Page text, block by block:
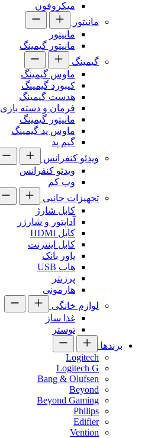
میکروفون
مانیتور
مانیتور
مانیتور گیمینگ
گیمینگ
ماوس گیمینگ
کیبورد گیمینگ
هدست گیمینگ
فرمان و دسته بازی
مانیتور گیمینگ
ماوس پد گیمینگ
گیم پد
ویدئو کنفرانس
ویدئو کنفرانس
وب کم
تجهیزات جانبی
کابل شارژ
آداپتور و شارژر
کابل HDMI
کابل اینترنت
پاور بانک
هاب USB
پرزنتر
هارمونی
لوازم خانگی
غذا ساز
توستر
برندها
Logitech
Logitech G
Bang & Olufsen
Beyond
Beyond Gaming
Philips
Edifier
Vention